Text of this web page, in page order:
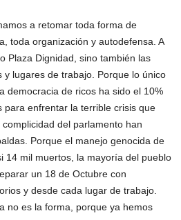
a retomar toda forma de
toda organización y autodefensa. A
Plaza Dignidad, sino también las
y lugares de trabajo. Porque lo único
democracia de ricos ha sido el 10%
para enfrentar la terrible crisis que
del parlamento han
Porque el manejo genocida de
14 mil muertos, la mayoría del pueblo
un 18 de Octubre con
y desde cada lugar de trabajo.
no es la forma, porque ya hemos